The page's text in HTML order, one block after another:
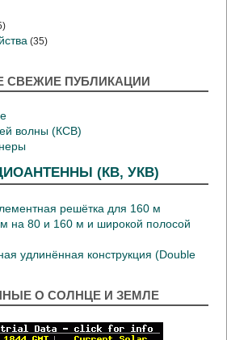
(35)
СВЕЖИЕ ПУБЛИКАЦИИ
волны (КСВ)
(КВ, УКВ)
решётка для 160 м
на 80 и 160 м и широкой полосой
удлинённая конструкция (Double
О СОЛНЦЕ И ЗЕМЛЕ